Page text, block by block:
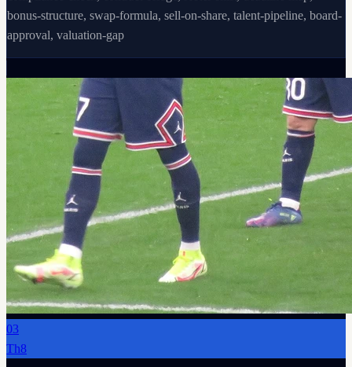
bonus-structure, swap-formula, sell-on-share, talent-pipeline, board-
approval, valuation-gap
03
Th8